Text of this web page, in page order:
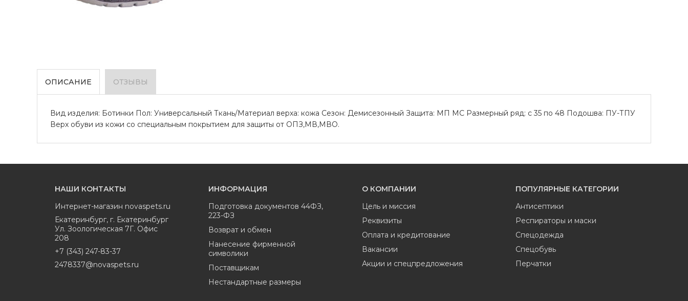
ОПИСАНИЕ ОТЗЫВЫ
Вид изделия: Ботинки Пол: Универсальный Ткань/Материал верха: кожа Сезон: Демисезонный Защита: МП МС Размерный ряд: с 35 по 48 Подошва: ПУ-ТПУ
Верх обуви из кожи со специальным покрытием для защиты от ОПЗ,МВ,МВО.
НАШИ КОНТАКТЫ
Интернет-магазин novaspets.ru
Екатеринбург, г. Екатеринбург
Ул. Зоологическая 7Г. Офис
208
+7 (343) 247-83-37
2478337@novaspets.ru
ИНФОРМАЦИЯ
Подготовка документов 44ФЗ,
223-ФЗ
Возврат и обмен
Нанесение фирменной
символики
Поставщикам
Нестандартные размеры
О КОМПАНИИ
Цель и миссия
Реквизиты
Оплата и кредитование
Вакансии
Акции и спецпредложения
ПОПУЛЯРНЫЕ КАТЕГОРИИ
Антисептики
Респираторы и маски
Спецодежда
Спецобувь
Перчатки